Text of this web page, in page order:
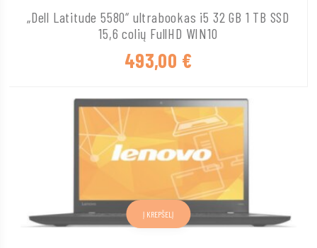
„Dell Latitude 5580“ ultrabookas i5 32 GB 1 TB SSD
15,6 colių FullHD WIN10
493,00 €
Į KREPŠELĮ